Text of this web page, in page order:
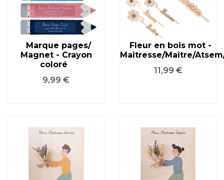
Marque pages/
Magnet - Crayon
coloré
Prix
9,99 €
Fleur en bois mot -
Maîtresse/Maître/
Prix
11,99 €